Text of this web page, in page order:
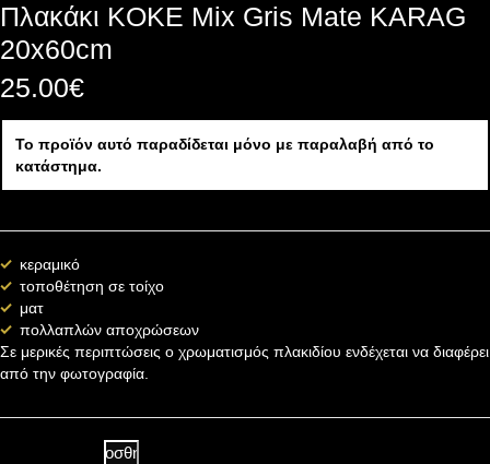
Πλακάκι KOKE Mix Gris Mate KARAG
20x60cm
25.00€
Το προϊόν αυτό παραδίδεται μόνο με παραλαβή από το
κατάστημα.
κεραμικό
τοποθέτηση σε τοίχο
ματ
πολλαπλών αποχρώσεων
Σε μερικές περιπτώσεις ο χρωματισμός πλακιδίου ενδέχεται να διαφέρει
από την φωτογραφία.
Προσθήκη